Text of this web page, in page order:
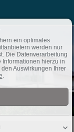
ein optimales
werden nur
Die Datenverarbeitung
Informationen hierzu in
Auswirkungen Ihrer
.